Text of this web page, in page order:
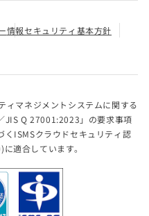
情報セキュリティ基本方針
ィマネジメントシステムに関する
JIS Q 27001:2023」の要求事項
ISMSクラウドセキュリティ認
適合しています。